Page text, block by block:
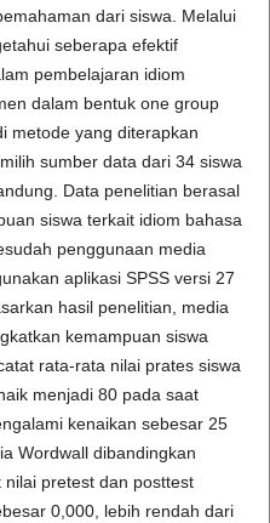
dari siswa. Melalui
seberapa efektif
pembelajaran idiom
dalam bentuk one group
metode yang diterapkan
sumber data dari 34 siswa
Data penelitian berasal
siswa terkait idiom bahasa
penggunaan media
aplikasi SPSS versi 27
hasil penelitian, media
kemampuan siswa
rata-rata nilai prates siswa
menjadi 80 pada saat
kenaikan sebesar 25
Wordwall dibandingkan
pretest dan posttest
0,000, lebih rendah dari